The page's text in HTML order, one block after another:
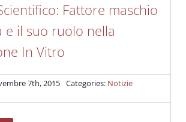
Fattore maschio
e il suo ruolo nella
In Vitro
7th, 2015 Categories: Notizie